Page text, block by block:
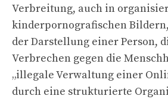
Verbreitung, auch in
kinderpornografischen
der Darstellung einer Person,
Verbrechen gegen die
„illegale Verwaltung einer
durch eine strukturierte